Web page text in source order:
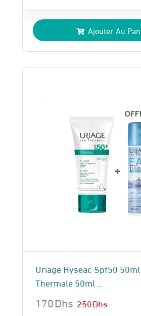
prix
initial
était :
190 Dhs.
prix
actuel
est :
170 Dhs.
Ajouter Au
Uriage Hyseac Spf50 50ml
Thermale 50ml ..
250Dhs
170Dhs